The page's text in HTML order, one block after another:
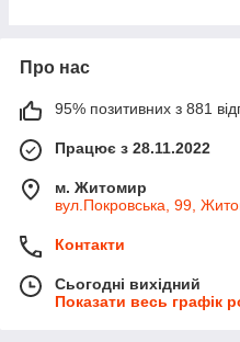
Про нас
95% позитивних з 881
Працює з 28.11.2022
м. Житомир
вул.Покровська, 99,
Контакти
Сьогодні вихідний
Показати весь графік